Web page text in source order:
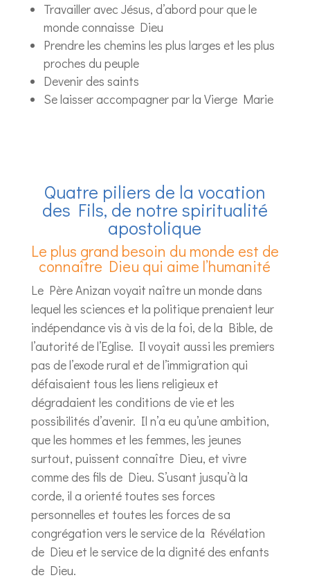
Travailler avec Jésus, d’abord pour que le
monde connaisse Dieu
Prendre les chemins les plus larges et les plus
proches du peuple
Devenir des saints
Se laisser accompagner par la Vierge Marie
Quatre piliers de la vocation
des Fils, de notre spiritualité
apostolique
Le plus grand besoin du monde est de
connaître Dieu qui aime l’humanité
Le Père Anizan voyait naître un monde dans
lequel les sciences et la politique prenaient leur
indépendance vis à vis de la foi, de la Bible, de
l’autorité de l’Eglise. Il voyait aussi les premiers
pas de l’exode rural et de l’immigration qui
défaisaient tous les liens religieux et
dégradaient les conditions de vie et les
possibilités d’avenir. Il n’a eu qu’une ambition,
que les hommes et les femmes, les jeunes
surtout, puissent connaître Dieu, et vivre
comme des fils de Dieu. S’usant jusqu’à la
corde, il a orienté toutes ses forces
personnelles et toutes les forces de sa
congrégation vers le service de la Révélation
de Dieu et le service de la dignité des enfants
de Dieu.